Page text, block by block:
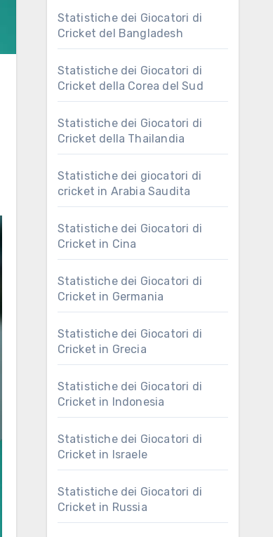
Statistiche dei Giocatori di
Cricket del Bangladesh
Statistiche dei Giocatori di
Cricket della Corea del Sud
Statistiche dei Giocatori di
Cricket della Thailandia
Statistiche dei giocatori di
cricket in Arabia Saudita
Statistiche dei Giocatori di
Cricket in Cina
Statistiche dei Giocatori di
Cricket in Germania
Statistiche dei Giocatori di
Cricket in Grecia
Statistiche dei Giocatori di
Cricket in Indonesia
Statistiche dei Giocatori di
Cricket in Israele
Statistiche dei Giocatori di
Cricket in Russia